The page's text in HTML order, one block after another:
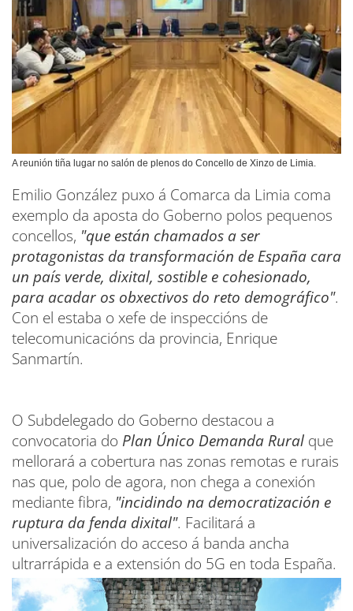
A reunión tiña lugar no salón de plenos do Concello de Xinzo de Limia.
Emilio González puxo á Comarca da Limia coma
exemplo da aposta do Goberno polos pequenos
concellos, "que están chamados a ser
protagonistas da transformación de España cara
un país verde, dixital, sostible e cohesionado,
para acadar os obxectivos do reto demográfico".
Con el estaba o xefe de inspeccións de
telecomunicacións da provincia, Enrique
Sanmartín.
O Subdelegado do Goberno destacou a
convocatoria do Plan Único Demanda Rural que
mellorará a cobertura nas zonas remotas e rurais
nas que, polo de agora, non chega a conexión
mediante fibra, "incidindo na democratización e
ruptura da fenda dixital". Facilitará a
universalización do acceso á banda ancha
ultrarrápida e a extensión do 5G en toda España.